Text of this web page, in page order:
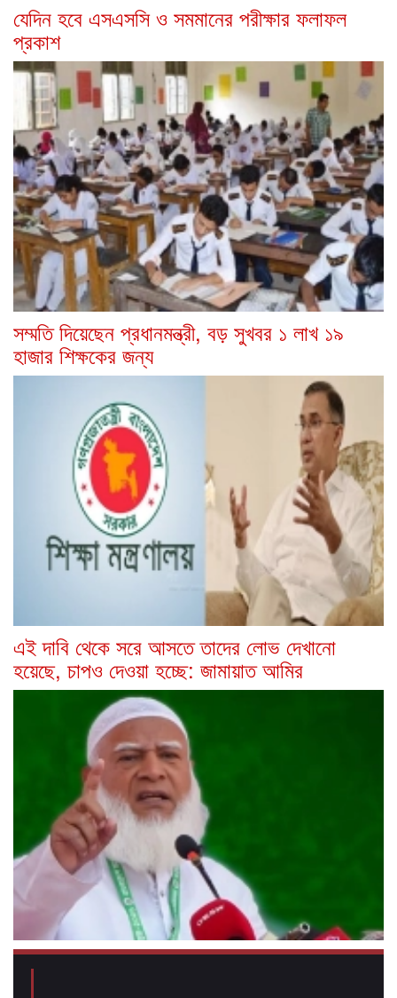
যেদিন হবে এসএসসি ও সমমানের পরীক্ষার ফলাফল
প্রকাশ
সম্মতি দিয়েছেন প্রধানমন্ত্রী, বড় সুখবর ১ লাখ ১৯
হাজার শিক্ষকের জন্য
এই দাবি থেকে সরে আসতে তাদের লোভ দেখানো
হয়েছে, চাপও দেওয়া হচ্ছে: জামায়াত আমির